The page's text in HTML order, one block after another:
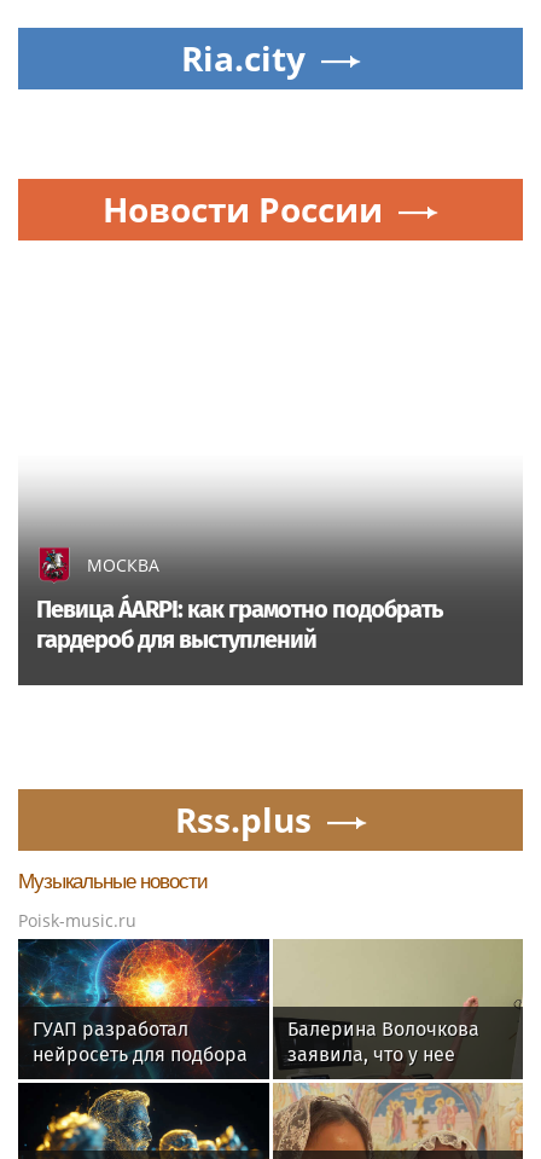
Ria.city
Новости России
МОСКВА
Певица ÁARPI: как грамотно подобрать
гардероб для выступлений
Rss.plus
Музыкальные новости
Poisk-music.ru
ГУАП разработал
нейросеть для подбора
обуви по фото стопы
Балерина Волочкова
заявила, что у нее
появилась гематома
после выхода на сцену